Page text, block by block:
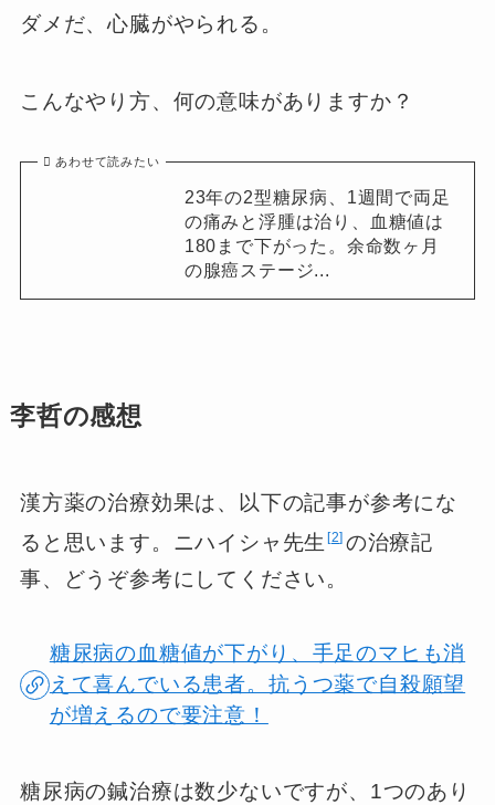
ダメだ、心臓がやられる。
こんなやり方、何の意味がありますか？
あわせて読みたい
23年の2型糖尿病、1週間で両足
の痛みと浮腫は治り、血糖値は
180まで下がった。余命数ヶ月
の腺癌ステージ...
李哲の感想
漢方薬の治療効果は、以下の記事が参考にな
ると思います。ニハイシャ先生 2 の治療記
事、どうぞ参考にしてください。
糖尿病の血糖値が下がり、手足のマヒも消
えて喜んでいる患者。抗うつ薬で自殺願望
が増えるので要注意！
糖尿病の鍼治療は数少ないですが、1つのあり